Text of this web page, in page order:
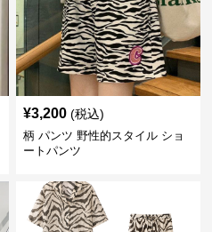
¥3,200 (税込)
柄 パンツ 野性的スタイル ショ
ートパンツ